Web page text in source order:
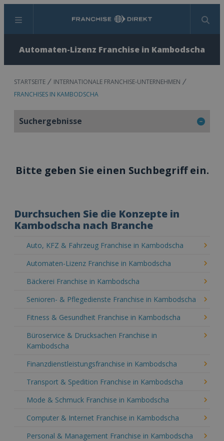
Menü Suchen
Automaten-Lizenz Franchise in Kambodscha
STARTSEITE
INTERNATIONALE FRANCHISE-UNTERNEHMEN
FRANCHISES IN KAMBODSCHA
Suchergebnisse
Bitte geben Sie einen Suchbegriff ein.
Durchsuchen Sie die Konzepte in
Kambodscha nach Branche
Auto, KFZ & Fahrzeug Franchise in Kambodscha
Automaten-Lizenz Franchise in Kambodscha
Bäckerei Franchise in Kambodscha
Senioren- & Pflegedienste Franchise in Kambodscha
Fitness & Gesundheit Franchise in Kambodscha
Büroservice & Drucksachen Franchise in
Kambodscha
Finanzdienstleistungsfranchise in Kambodscha
Transport & Spedition Franchise in Kambodscha
Mode & Schmuck Franchise in Kambodscha
Computer & Internet Franchise in Kambodscha
Personal & Management Franchise in Kambodscha